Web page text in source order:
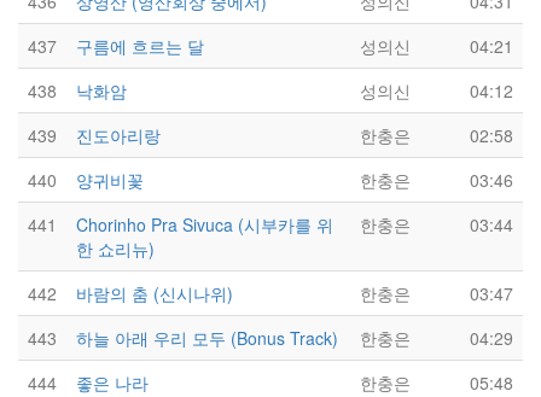
437
구름에 흐르는 달 성의신
04:21
438
낙화암 성의신
04:12
439
진도아리랑 한충은
02:58
440
양귀비꽃 한충은
03:46
441
Chorinho Pra Sivuca (시부카를 위
한 쇼리뉴)
한충은 03:44
442 바람의 춤 (신시나위) 한충은
03:47
443
하늘 아래 우리 모두 (Bonus Track) 한충은
04:29
444
좋은 나라 한충은
05:48